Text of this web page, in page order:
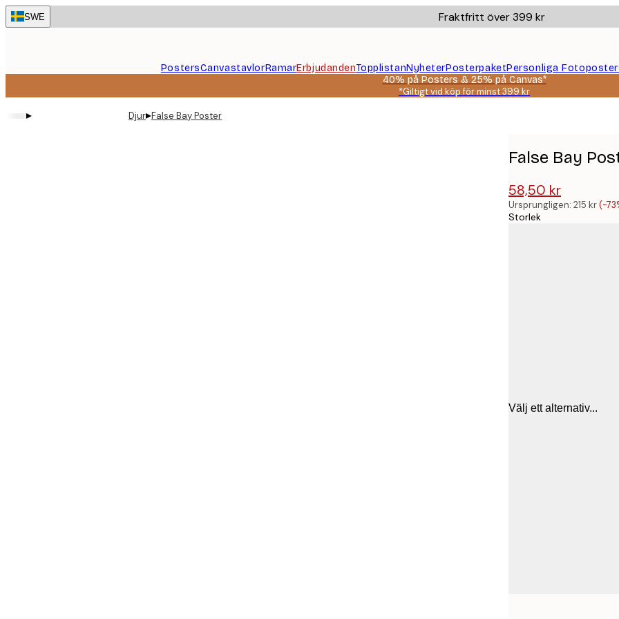
Skip
to
SWE Fraktfritt över 399 kr
PostersCanvastavlorRamarErbjudandenTopplistanNyheterPosterpaketPersonliga
40% på Posters & 25% på Canvas*
*Giltigt vid köp för minst 399 kr
▸ Djur▸False Bay Poster
False Bay
58,50 kr
215 kr
Ursprungligen: 215 kr(-
Storlek
Välj ett alternativ...